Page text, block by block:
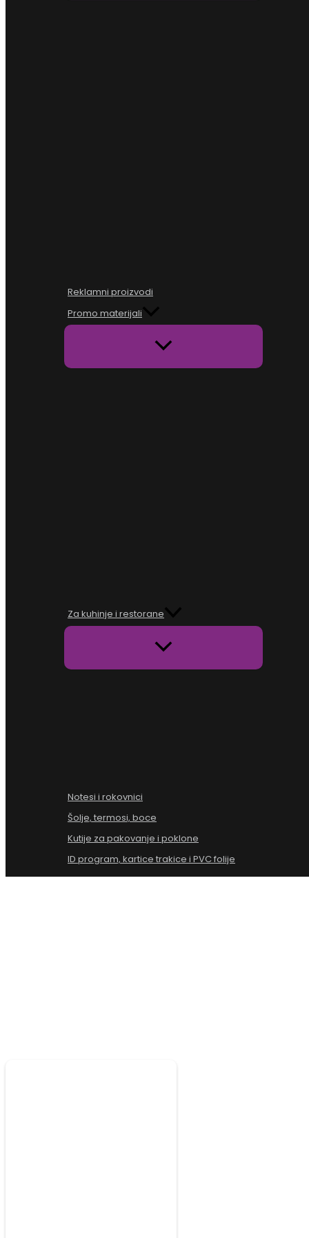
Reklamni proizvodi
Promo materijali
Za kuhinje i restorane
Notesi i rokovnici
Šolje, termosi, boce
Kutije za pakovanje i poklone
ID program, kartice trakice i PVC folije